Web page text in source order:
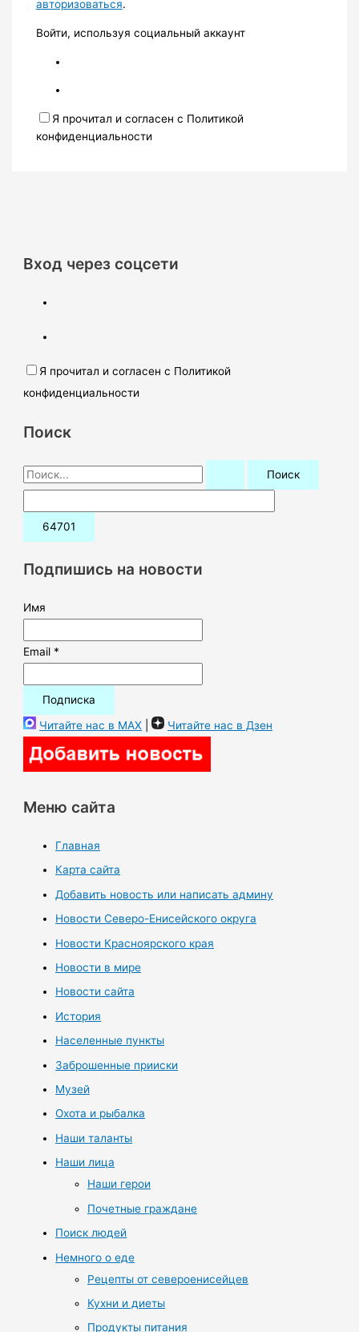
авторизоваться.
Войти, используя социальный аккаунт
Я прочитал и согласен с Политикой
конфиденциальности
Вход через соцсети
Я прочитал и согласен с Политикой
конфиденциальности
Поиск
П
о
и
:Подпишись на новости
Имя
Email *
Читайте нас в MAX | Читайте нас в Дзен
Меню сайта
Главная
Карта сайта
Добавить новость или написать админу
Новости Северо-Енисейского округа
Новости Красноярского края
Новости в мире
Новости сайта
История
Населенные пункты
Заброшенные прииски
Музей
Охота и рыбалка
Наши таланты
Наши лица
Наши герои
Почетные граждане
Поиск людей
Немного о еде
Рецепты от североенисейцев
Кухни и диеты
Продукты питания